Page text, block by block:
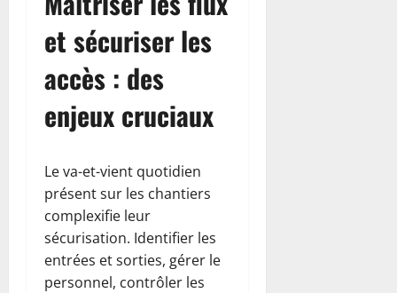
et sécuriser les
accès : des
enjeux cruciaux
Le va-et-vient quotidien
présent sur les chantiers
complexifie leur
sécurisation. Identifier les
entrées et sorties, gérer le
personnel, contrôler les